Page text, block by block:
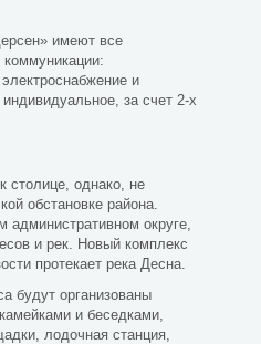
имеют все
и
за счет 2-х
столице, однако, не
обстановке района.
административном округе,
и рек. Новый комплекс
протекает река Десна.
будут организованы
и беседками,
лодочная станция,